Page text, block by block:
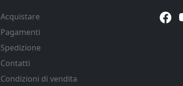
Acquistare
Pagamenti
Spedizione
Contatti
Condizioni di vendita